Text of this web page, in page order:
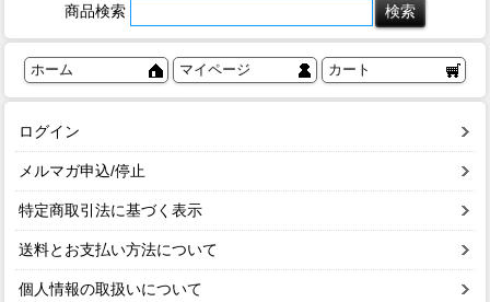
商品検索
ホーム マイページ カート
ログイン
メルマガ申込/停止
特定商取引法に基づく表示
送料とお支払い方法について
個人情報の取扱いについて